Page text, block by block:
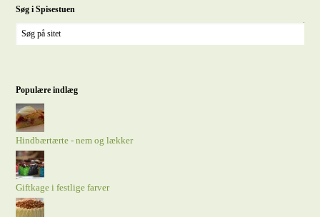
Søg i Spisestuen
Populære indlæg
Hindbærtærte - nem og lækker
Giftkage i festlige farver